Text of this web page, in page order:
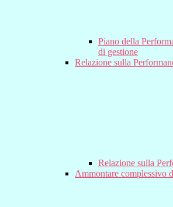
Piano della
di gestione
Relazione sulla
Relazione sulla
Ammontare complessivo